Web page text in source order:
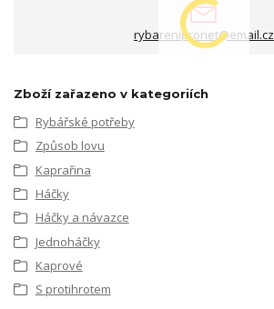
rybarenipronet@email.cz
Zboží zařazeno v kategoriích
Rybářské potřeby
Způsob lovu
Kaprařina
Háčky
Háčky a návazce
Jednoháčky
Kaprové
S protihrotem